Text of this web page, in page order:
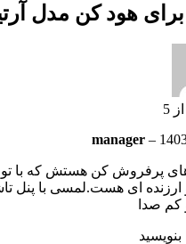
هود کن مدل آرتیما 5
از 5
manager –
پرفروش کن هستش که با
ای هست.لمسی با پنل
صدا